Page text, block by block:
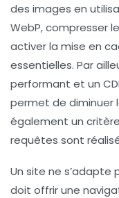
des images en
WebP, compresser
activer la mise en
essentielles. Par
performant et un
permet de diminuer
également un
requêtes sont
Un site ne s’adapte
doit offrir une